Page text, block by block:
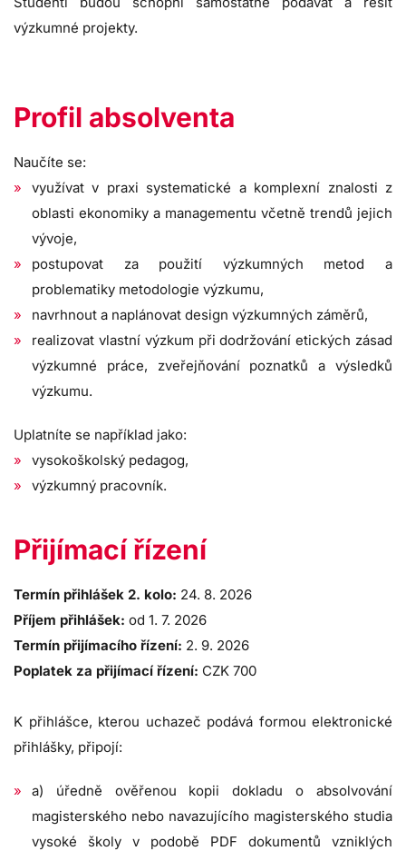
výzkumné projekty.
Profil absolventa
Naučíte se:
využívat v praxi systematické a komplexní znalosti z
oblasti ekonomiky a managementu včetně trendů jejich
vývoje,
postupovat za použití výzkumných metod a
problematiky metodologie výzkumu,
navrhnout a naplánovat design výzkumných záměrů,
realizovat vlastní výzkum při dodržování etických zásad
výzkumné práce, zveřejňování poznatků a výsledků
výzkumu.
Uplatníte se například jako:
vysokoškolský pedagog,
výzkumný pracovník.
Přijímací řízení
Termín přihlášek 2. kolo: 24. 8. 2026
Příjem přihlášek: od 1. 7. 2026
Termín přijímacího řízení: 2. 9. 2026
Poplatek za přijímací řízení: CZK 700
K přihlášce, kterou uchazeč podává formou elektronické
přihlášky, připojí:
a) úředně ověřenou kopii dokladu o absolvování
magisterského nebo navazujícího magisterského studia
vysoké školy v podobě PDF dokumentů vzniklých